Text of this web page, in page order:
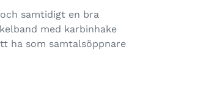
samtidigt en bra
med karbinhake
ha som samtalsöppnare